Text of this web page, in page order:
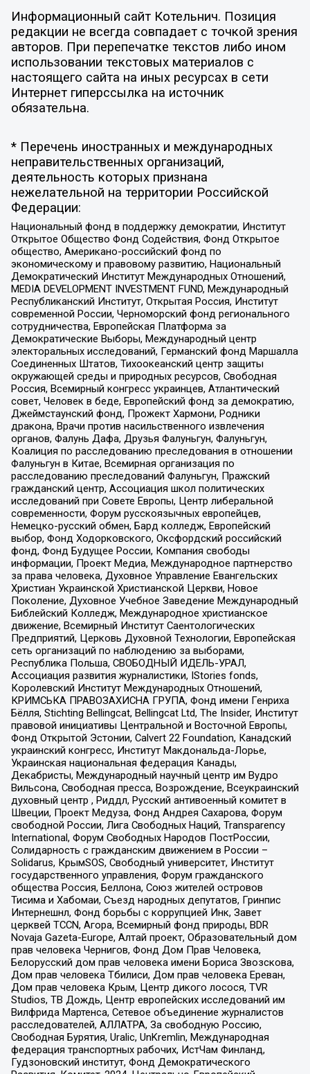
Информационный сайт Котельнич. Позиция
редакции не всегда совпадает с точкой зрения
авторов. При перепечатке текстов либо ином
использовании текстовых материалов с
настоящего сайта на иных ресурсах в сети
Интернет гиперссылка на источник
обязательна.
* Перечень иностранных и международных
неправительственных организаций,
деятельность которых признана
нежелательной на территории Российской
Федерации:
Национальный фонд в поддержку демократии, Институт
Открытое Общество Фонд Содействия, Фонд Открытое
общество, Американо-российский фонд по
экономическому и правовому развитию, Национальный
Демократический Институт Международных Отношений,
MEDIA DEVELOPMENT INVESTMENT FUND, Международный
Республиканский Институт, Открытая Россия, Институт
современной России, Черноморский фонд регионального
сотрудничества, Европейская Платформа за
Демократические Выборы, Международный центр
электоральных исследований, Германский фонд Маршалла
Соединенных Штатов, Тихоокеанский центр защиты
окружающей среды и природных ресурсов, Свободная
Россия, Всемирный конгресс украинцев, Атлантический
совет, Человек в беде, Европейский фонд за демократию,
Джеймстаунский фонд, Прожект Хармони, Родники
дракона, Врачи против насильственного извлечения
органов, Фалунь Дафа, Друзья Фалуньгун, Фалуньгун,
Коалиция по расследованию преследования в отношении
Фалуньгун в Китае, Всемирная организация по
расследованию преследований Фалуньгун, Пражский
гражданский центр, Ассоциация школ политических
исследований при Совете Европы, Центр либеральной
современности, Форум русскоязычных европейцев,
Немецко-русский обмен, Бард колледж, Европейский
выбор, Фонд Ходорковского, Оксфордский российский
фонд, Фонд Будущее России, Компания свободы
информации, Проект Медиа, Международное партнерство
за права человека, Духовное Управление Евангельских
Христиан Украинской Христианской Церкви, Новое
Поколение, Духовное Учебное Заведение Международный
Библейский Колледж, Международное христианское
движение, Всемирный Институт Саентологических
Предприятий, Церковь Духовной Технологии, Европейская
сеть организаций по наблюдению за выборами,
Республика Польша, СВОБОДНЫЙ ИДЕЛЬ-УРАЛ,
Ассоциация развития журналистики, IStories fonds,
Королевский Институт Международных Отношений,
КРИМСЬКА ПРАВОЗАХИСНА ГРУПА, Фонд имени Генриха
Бёлля, Stichting Bellingcat, Bellingcat Ltd, The Insider, Институт
правовой инициативы Центральной и Восточной Европы,
Фонд Открытой Эстонии, Calvert 22 Foundation, Канадский
украинский конгресс, Институт Макдональда-Лорье,
Украинская национальная федерация Канады,
Декабристы, Международный научный центр им Вудро
Вильсона, Свободная пресса, Возрождение, Всеукраинский
духовный центр , Риддл, Русский антивоенный комитет в
Швеции, Проект Медуза, Фонд Андрея Сахарова, Форум
свободной России, Лига Свободных Наций, Transparеncy
International, Форум Свободных Народов ПостРоссии,
Солидарность с гражданским движением в России –
Solidarus, КрымSOS, Свободный университет, Институт
государственного управления, Форум гражданского
общества Россия, Беллона, Союз жителей островов
Тисима и Хабомаи, Съезд народных депутатов, Гринпис
Интернешнл, Фонд борьбы с коррупцией Инк, Завет
церквей TCCN, Агора, Всемирный фонд природы, BDR
Novaja Gazeta-Europe, Алтай проект, Образовательный дом
прав человека Чернигов, Фонд Дом Прав Человека,
Белорусский дом прав человека имени Бориса Звозскова,
Дом прав человека Тбилиси, Дом прав человека Ереван,
Дом прав человека Крым, Центр дикого лосося, TVR
Studios, ТВ Дождь, Центр европейских исследований им
Вилфрида Мартенса, Сетевое объединение журналистов
расследователей, АЛЛАТРА, За свободную Россию,
Свободная Бурятия, Uralic, UnKremlin, Международная
федерация транспортных рабочих, ИстЧам Финланд,
Гудзоновский институт, Фонд Демократического